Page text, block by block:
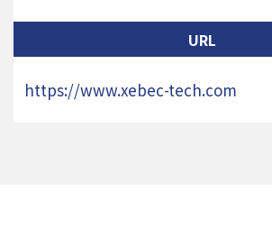
URL
https://www.xebec-tech.com